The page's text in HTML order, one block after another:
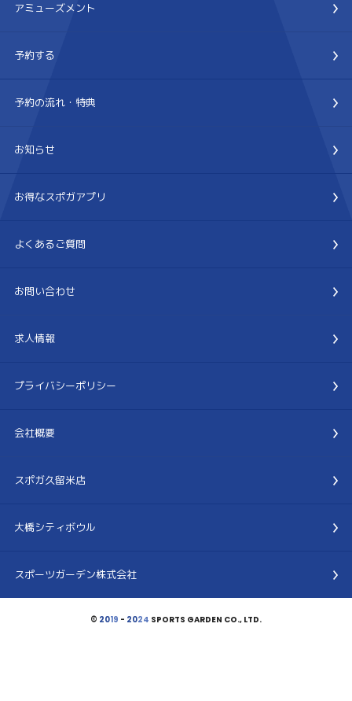
アミューズメント
予約する
予約の流れ・特典
お知らせ
お得なスポガアプリ
よくあるご質問
お問い合わせ
求人情報
プライバシーポリシー
会社概要
スポガ久留米店
大橋シティボウル
スポーツガーデン株式会社
© 2019 - 2024 SPORTS GARDEN CO., LTD.